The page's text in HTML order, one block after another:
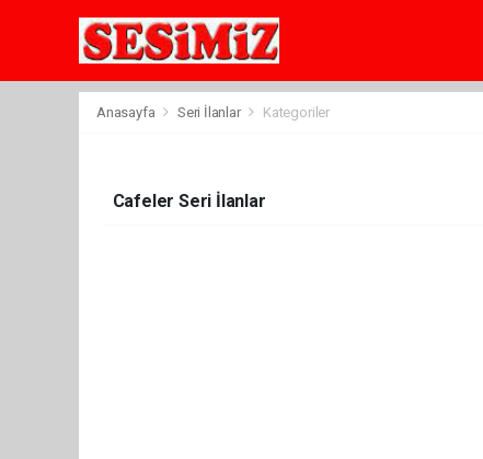
Anasayfa Seri İlanlar Kategoriler
Cafeler Seri İlanlar